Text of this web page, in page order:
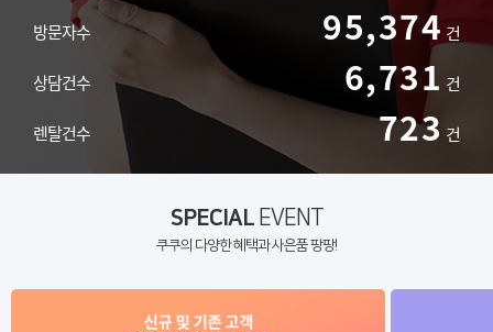
방문자수 95,374 건
상담건수 6,731 건
렌탈건수 723 건
SPECIALEVENT
쿠쿠의 다양한 혜택과 사은품 팡팡!